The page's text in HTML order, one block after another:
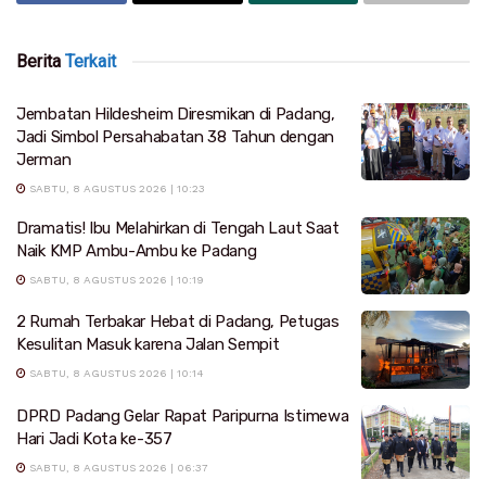
Berita Terkait
Jembatan Hildesheim Diresmikan di Padang,
Jadi Simbol Persahabatan 38 Tahun dengan
Jerman
SABTU, 8 AGUSTUS 2026 | 10:23
Dramatis! Ibu Melahirkan di Tengah Laut Saat
Naik KMP Ambu-Ambu ke Padang
SABTU, 8 AGUSTUS 2026 | 10:19
2 Rumah Terbakar Hebat di Padang, Petugas
Kesulitan Masuk karena Jalan Sempit
SABTU, 8 AGUSTUS 2026 | 10:14
DPRD Padang Gelar Rapat Paripurna Istimewa
Hari Jadi Kota ke-357
SABTU, 8 AGUSTUS 2026 | 06:37